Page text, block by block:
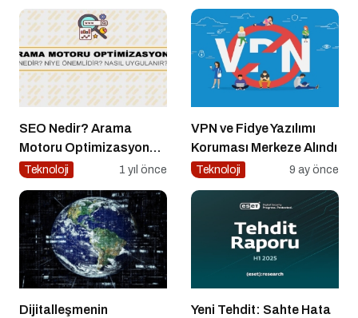
Sürdürülebilir mi?
SEO Nedir? Arama
Motoru Optimizasyonu
Nasıl Yapılır?
Teknoloji 1 yıl önce
VPN ve Fidye Yazılımı
Koruması Merkeze Alındı
Teknoloji 9 ay önce
Dijitalleşmenin
Yeni Tehdit: Sahte Hata